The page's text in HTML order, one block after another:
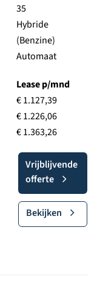
35
Hybride
(Benzine)
Automaat
Lease p/mnd
€ 1.127,39
€ 1.226,06
€ 1.363,26
Vrijblijvende
offerte
Bekijken